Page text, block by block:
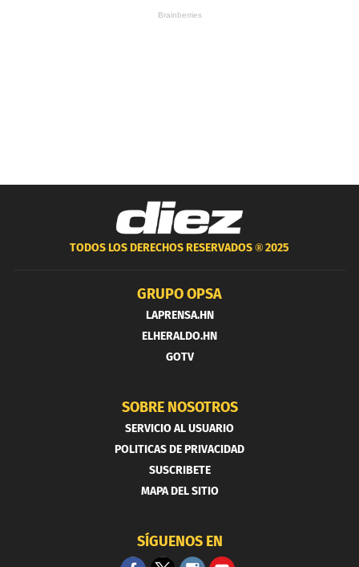
TODOS LOS DERECHOS RESERVADOS ®2025
GRUPO OPSA
LAPRENSA.HN
ELHERALDO.HN
GOTV
SOBRE NOSOTROS
SERVICIO AL USUARIO
POLITICAS DE PRIVACIDAD
SUSCRIBETE
MAPA DEL SITIO
SÍGUENOS EN